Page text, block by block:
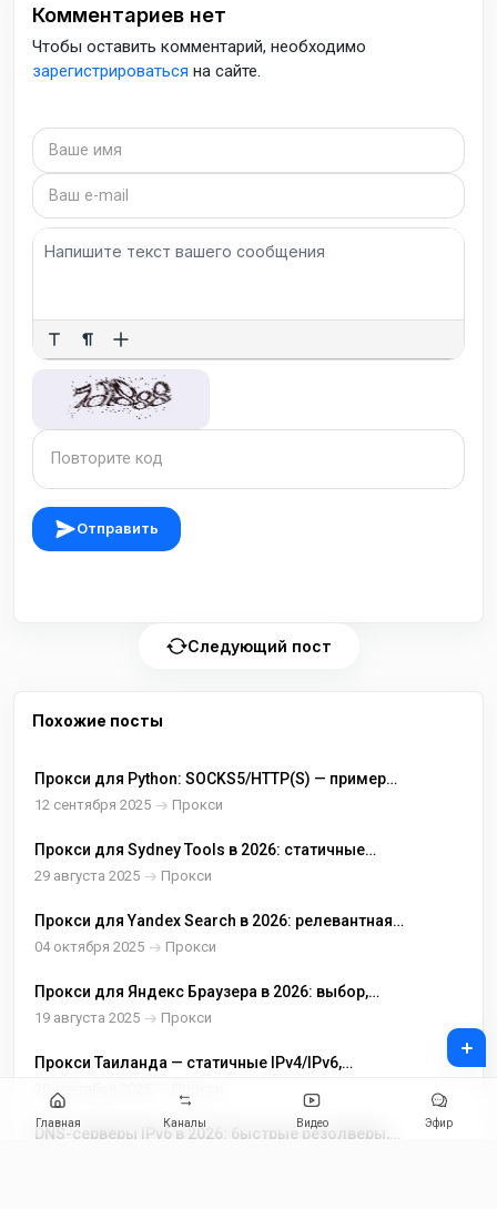
Комментариев нет
Чтобы оставить комментарий, необходимо
зарегистрироваться на сайте.
Отправить
Следующий пост
Похожие посты
Прокси для Python: SOCKS5/HTTP(S) — примеры
кода и настройка
12 сентября 2025 Прокси
Прокси для Sydney Tools в 2026: статичные
IPv4/IPv6 для покупок, оплаты и QA в Австралии
29 августа 2025 Прокси
Прокси для Yandex Search в 2026: релевантная
выдача по регионам, стабильные вкладки и
04 октября 2025 Прокси
Прокси для Яндекс Браузера в 2026: выбор,
покупка и настройка
19 августа 2025 Прокси
Прокси Таиланда — статичные IPv4/IPv6,
20 сентября 2025
DNS-серверы IPv6 в 2026: быстрые резолверы,
Главная Каналы Видео Эфир
+